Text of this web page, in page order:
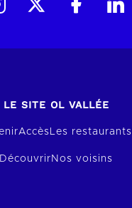
LE SITE OL VALLÉE
AccèsLes restaurants
Découvrir Nos voisins